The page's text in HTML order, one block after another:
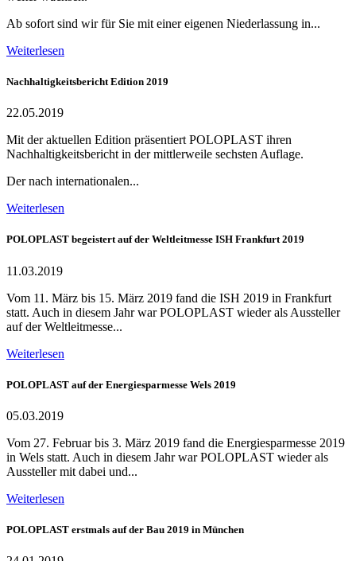
Ab sofort sind wir für Sie mit einer eigenen Niederlassung in...
Weiterlesen
Nachhaltigkeitsbericht Edition 2019
22.05.2019
Mit der aktuellen Edition präsentiert POLOPLAST ihren
Nachhaltigkeitsbericht in der mittlerweile sechsten Auflage.
Der nach internationalen...
Weiterlesen
POLOPLAST begeistert auf der Weltleitmesse ISH Frankfurt 2019
11.03.2019
Vom 11. März bis 15. März 2019 fand die ISH 2019 in Frankfurt
statt. Auch in diesem Jahr war POLOPLAST wieder als Aussteller
auf der Weltleitmesse...
Weiterlesen
POLOPLAST auf der Energiesparmesse Wels 2019
05.03.2019
Vom 27. Februar bis 3. März 2019 fand die Energiesparmesse 2019
in Wels statt. Auch in diesem Jahr war POLOPLAST wieder als
Aussteller mit dabei und...
Weiterlesen
POLOPLAST erstmals auf der Bau 2019 in München